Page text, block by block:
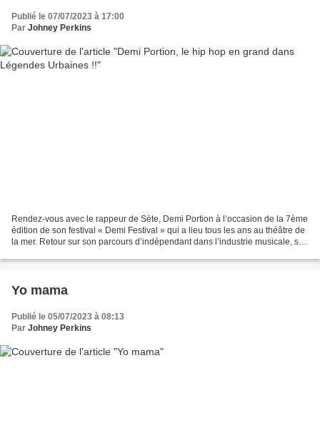
Publié le 07/07/2023 à 17:00
Par Johney Perkins
Rendez-vous avec le rappeur de Sète, Demi Portion à l’occasion de la 7ème
édition de son festival « Demi Festival » qui a lieu tous les ans au théâtre de
la mer. Retour sur son parcours d’indépendant dans l’industrie musicale, ses
Yo mama
Publié le 05/07/2023 à 08:13
Par Johney Perkins